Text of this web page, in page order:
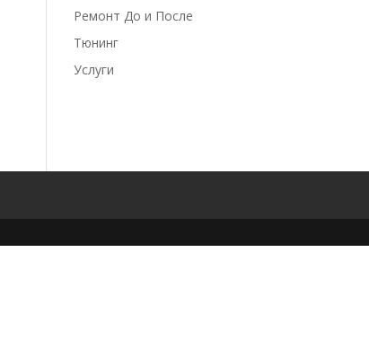
Ремонт До и После
Тюнинг
Услуги